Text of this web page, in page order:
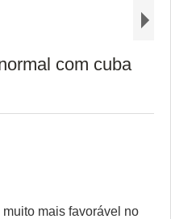
com cuba
mais favorável no